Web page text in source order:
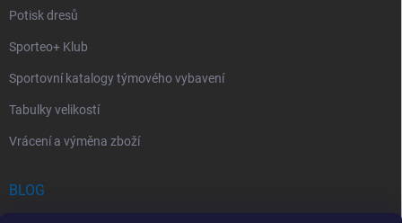
Potisk dresů
Sporteo+ Klub
Sportovní katalogy týmového vybavení
Tabulky velikostí
Vrácení a výměna zboží
BLOG